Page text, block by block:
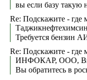
вы если базу такую
Re: Подскажите - где
Требуется бензин
Re: Подскажите - где
ИНФОКАР, ООО,
Вы обратитесь в